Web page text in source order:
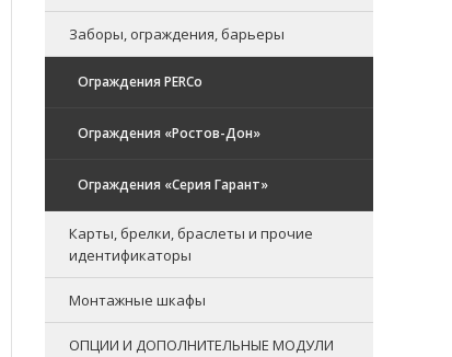
Заборы, ограждения, барьеры
Ограждения PERCo
Ограждения «Ростов-Дон»
Ограждения «Серия Гарант»
Карты, брелки, браслеты и прочие
идентификаторы
Монтажные шкафы
ОПЦИИ И ДОПОЛНИТЕЛЬНЫЕ МОДУЛИ